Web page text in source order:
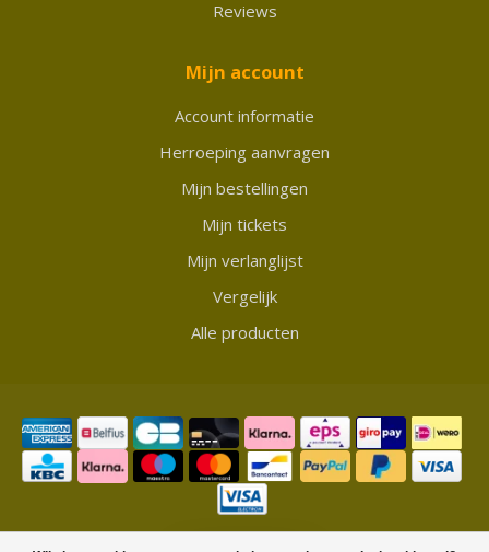
Reviews
Mijn account
Account informatie
Herroeping aanvragen
Mijn bestellingen
Mijn tickets
Mijn verlanglijst
Vergelijk
Alle producten
© Copyright 2026 Showmycollection